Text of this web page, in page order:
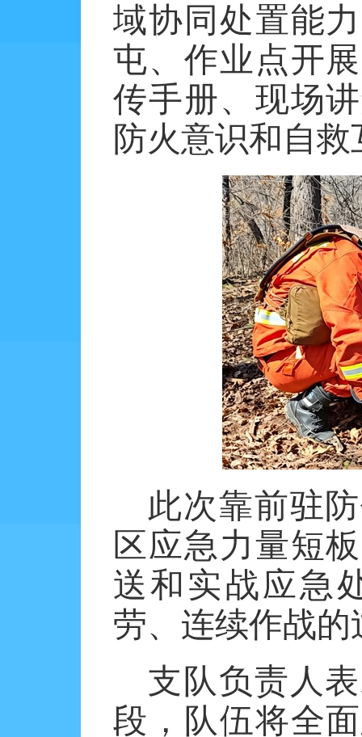
域协同处置能
屯、作业点开
传手册、现场
防火意识和自
此次靠前驻
区应急力量短
送和实战应急
劳、连续作战的
支队负责人
段，队伍将全